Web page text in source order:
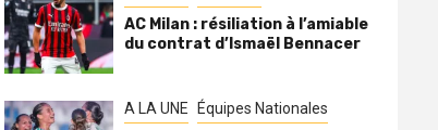
AC Milan : résiliation à l’amiable
du contrat d’Ismaël Bennacer
A LA UNE Équipes Nationales